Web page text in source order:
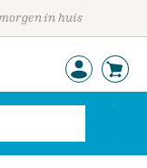
in huis